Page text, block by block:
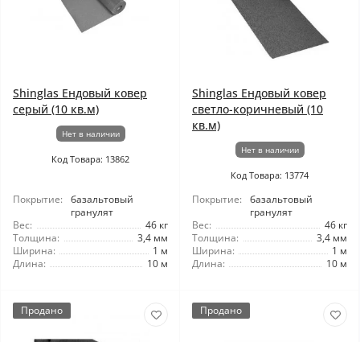
Shinglas Ендовый ковер
серый (10 кв.м)
Нет в наличии
Код Товара: 13862
Покрытие:
базальтовый
гранулят
Вес:
46 кг
Толщина:
3,4 мм
Ширина:
1 м
Длина:
10 м
Shinglas Ендовый ковер
светло-коричневый (10
кв.м)
Нет в наличии
Код Товара: 13774
Покрытие:
базальтовый
гранулят
Вес:
46 кг
Толщина:
3,4 мм
Ширина:
1 м
Длина:
10 м
Продано Продано